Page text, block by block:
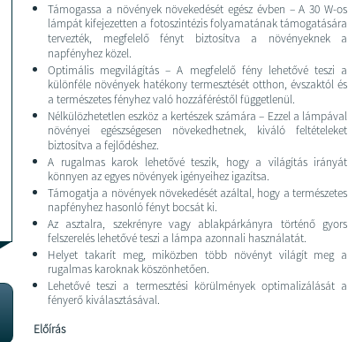
Támogassa a növények növekedését egész évben – A 30 W-os
lámpát kifejezetten a fotoszintézis folyamatának támogatására
tervezték, megfelelő fényt biztosítva a növényeknek a
napfényhez közel.
Optimális megvilágítás – A megfelelő fény lehetővé teszi a
különféle növények hatékony termesztését otthon, évszaktól és
a természetes fényhez való hozzáféréstől függetlenül.
Nélkülözhetetlen eszköz a kertészek számára – Ezzel a lámpával
növényei egészségesen növekedhetnek, kiváló feltételeket
biztosítva a fejlődéshez.
A rugalmas karok lehetővé teszik, hogy a világítás irányát
könnyen az egyes növények igényeihez igazítsa.
Támogatja a növények növekedését azáltal, hogy a természetes
napfényhez hasonló fényt bocsát ki.
Az asztalra, szekrényre vagy ablakpárkányra történő gyors
felszerelés lehetővé teszi a lámpa azonnali használatát.
Helyet takarít meg, miközben több növényt világít meg a
rugalmas karoknak köszönhetően.
Lehetővé teszi a termesztési körülmények optimalizálását a
fényerő kiválasztásával.
Előírás